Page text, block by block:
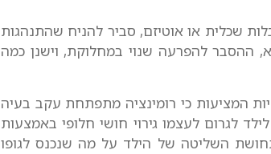
שכלית או אוטיזם, סביר להניח שהתנהגות
ההסבר להפרעה שנוי במחלוקת, וישנן כמה
המציעות כי רומינציה מתפתחת עקב בעיה
לגרום לעצמו גירוי חושי חלופי באמצעות
השליטה של הילד על מה שנכנס לגופו